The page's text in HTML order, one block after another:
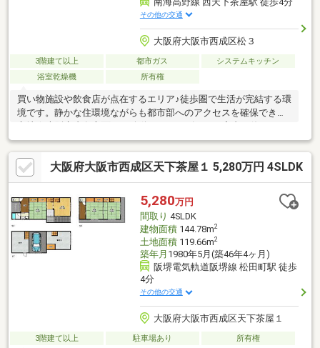
その他の交通
大阪府大阪市西成区松３
3階建て以上 都市ガス
システムキッチン
浴室乾燥機
所有権
買い物施設や飲食店が点在するエリア♪徒歩圏で生活が完結する環
境です。静かな住環境ながらも都市部へのアクセスを確保できる
立地☆大阪市内各方面への移動がスムーズです！室内は使いやす
い３LDK♪カウンタータイプのキッチンで日当たりの良いリビング
スペースの様子を家事をしながら見守れる安心感があります。床
暖房、食洗機、浴室乾燥など日々の暮らしがより快適になる設備
も完備！シンプルな内装でインテリア選びもしやすく、入居後の
アレンジもしやすいのがポイント♪暮らしやすさを実感できるおす
すめの物件です☆
大阪府大阪市西成区天下茶屋１ 5,280万円 4SLDK
5,280万円
間取り 4SLDK
建物面積144.78m2
土地面積119.66m2
築年月 1980年5月(築46年4ヶ月)
阪堺電気軌道阪堺線 松田町駅 徒歩
4分
その他の交通
大阪府大阪市西成区天下茶屋１
3階建て以上 駐車場あり 所有権